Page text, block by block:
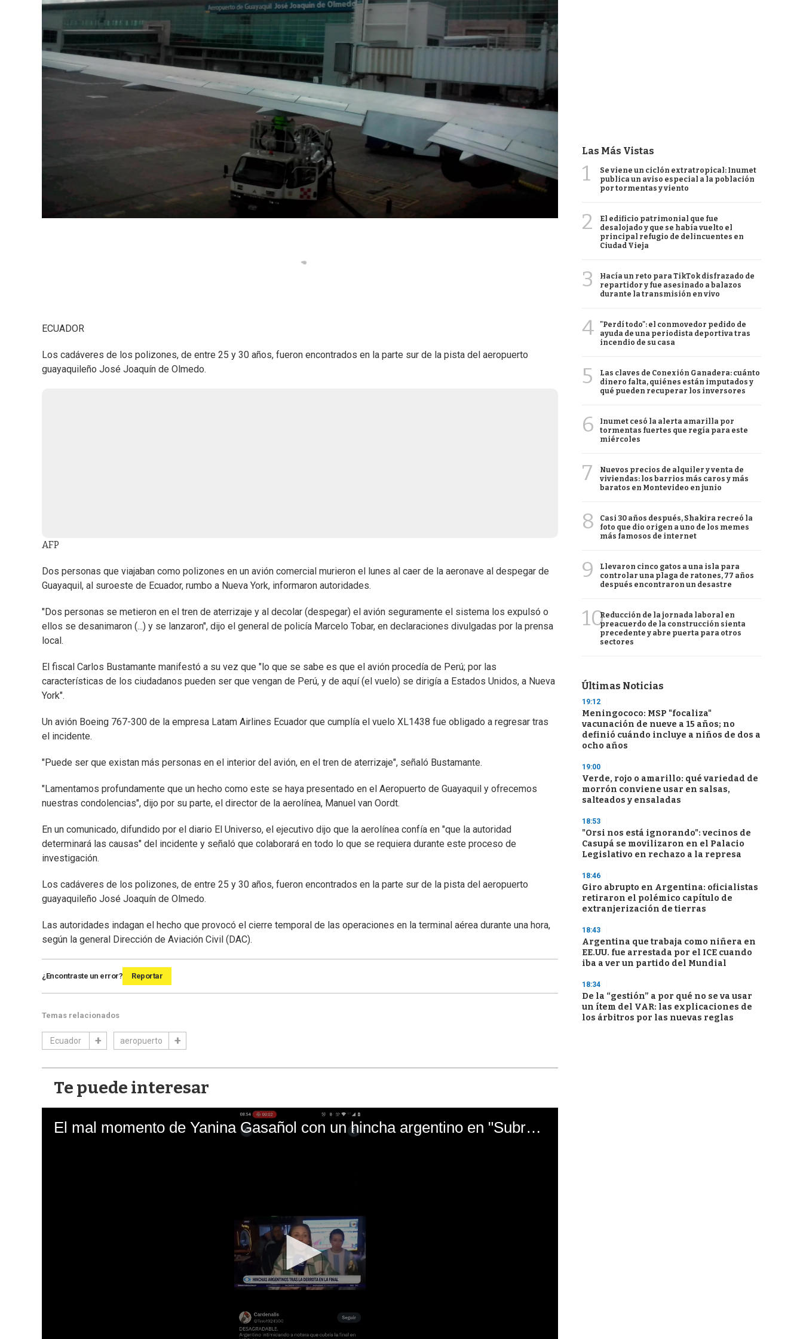
ECUADOR
Los cadáveres de los polizones, de entre 25 y 30 años, fueron encontrados en la parte sur de la pista del aeropuerto
guayaquileño José Joaquín de Olmedo.
AFP
Dos personas que viajaban como polizones en un avión comercial murieron el lunes al caer de la aeronave al despegar de
Guayaquil, al suroeste de Ecuador, rumbo a Nueva York, informaron autoridades.
"Dos personas se metieron en el tren de aterrizaje y al decolar (despegar) el avión seguramente el sistema los expulsó o
ellos se desanimaron (...) y se lanzaron", dijo el general de policía Marcelo Tobar, en declaraciones divulgadas por la prensa
local.
El fiscal Carlos Bustamante manifestó a su vez que "lo que se sabe es que el avión procedía de Perú; por las
características de los ciudadanos pueden ser que vengan de Perú, y de aquí (el vuelo) se dirigía a Estados Unidos, a Nueva
York".
Un avión Boeing 767-300 de la empresa Latam Airlines Ecuador que cumplía el vuelo XL1438 fue obligado a regresar tras
el incidente.
"Puede ser que existan más personas en el interior del avión, en el tren de aterrizaje", señaló Bustamante.
"Lamentamos profundamente que un hecho como este se haya presentado en el Aeropuerto de Guayaquil y ofrecemos
nuestras condolencias", dijo por su parte, el director de la aerolínea, Manuel van Oordt.
En un comunicado, difundido por el diario El Universo, el ejecutivo dijo que la aerolínea confía en "que la autoridad
determinará las causas" del incidente y señaló que colaborará en todo lo que se requiera durante este proceso de
investigación.
Los cadáveres de los polizones, de entre 25 y 30 años, fueron encontrados en la parte sur de la pista del aeropuerto
guayaquileño José Joaquín de Olmedo.
Las autoridades indagan el hecho que provocó el cierre temporal de las operaciones en la terminal aérea durante una hora,
según la general Dirección de Aviación Civil (DAC).
¿Encontraste un error? Reportar
Temas relacionados
Ecuador aeropuerto
Te puede interesar
El mal momento de Yanina Gasañol con un hincha argentino en "Subrayado"
Las Más Vistas
1
Se viene un ciclón extratropical: Inumet
publica un aviso especial a la población
por tormentas y viento
2
El edificio patrimonial que fue
desalojado y que se había vuelto el
principal refugio de delincuentes en
Ciudad Vieja
3
Hacía un reto para TikTok disfrazado de
repartidor y fue asesinado a balazos
durante la transmisión en vivo
4
"Perdí todo": el conmovedor pedido de
ayuda de una periodista deportiva tras
incendio de su casa
5
Las claves de Conexión Ganadera: cuánto
dinero falta, quiénes están imputados y
qué pueden recuperar los inversores
6
Inumet cesó la alerta amarilla por
tormentas fuertes que regía para este
miércoles
7
Nuevos precios de alquiler y venta de
viviendas: los barrios más caros y más
baratos en Montevideo en junio
8
Casi 30 años después, Shakira recreó la
foto que dio origen a uno de los memes
más famosos de internet
9
Llevaron cinco gatos a una isla para
controlar una plaga de ratones, 77 años
después encontraron un desastre
10Reducción de la jornada laboral en
preacuerdo de la construcción sienta
precedente y abre puerta para otros
sectores
Últimas Noticias
19:12
Meningococo: MSP "focaliza"
vacunación de nueve a 15 años; no
definió cuándo incluye a niños de dos a
ocho años
19:00
Verde, rojo o amarillo: qué variedad de
morrón conviene usar en salsas,
salteados y ensaladas
18:53
"Orsi nos está ignorando": vecinos de
Casupá se movilizaron en el Palacio
Legislativo en rechazo a la represa
18:46
Giro abrupto en Argentina: oficialistas
retiraron el polémico capítulo de
extranjerización de tierras
18:43
Argentina que trabaja como niñera en
EE.UU. fue arrestada por el ICE cuando
iba a ver un partido del Mundial
18:34
De la “gestión” a por qué no se va usar
un ítem del VAR: las explicaciones de
los árbitros por las nuevas reglas